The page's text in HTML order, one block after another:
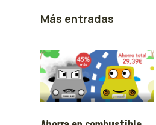
Más entradas